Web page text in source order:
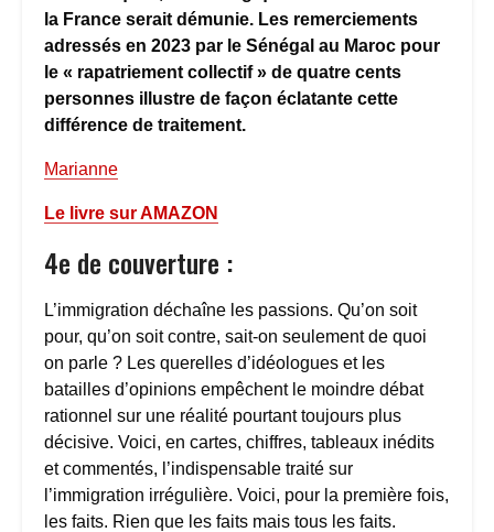
la France serait démunie. Les remerciements
adressés en 2023 par le Sénégal au Maroc pour
le « rapatriement collectif » de quatre cents
personnes illustre de façon éclatante cette
différence de traitement.
Marianne
Le livre sur AMAZON
4e de couverture :
L’immigration déchaîne les passions. Qu’on soit
pour, qu’on soit contre, sait-on seulement de quoi
on parle ? Les querelles d’idéologues et les
batailles d’opinions empêchent le moindre débat
rationnel sur une réalité pourtant toujours plus
décisive. Voici, en cartes, chiffres, tableaux inédits
et commentés, l’indispensable traité sur
l’immigration irrégulière. Voici, pour la première fois,
les faits. Rien que les faits mais tous les faits.